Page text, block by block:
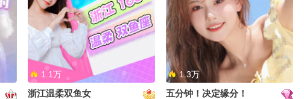
控了 #顶尖舞者
风舞乐大赛
1.1万
浙江温柔双鱼女
1.3万
五分钟！决定缘分！